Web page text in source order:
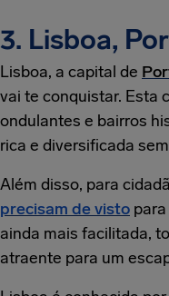
3. Lisboa,
Lisboa, a capital de
vai te conquistar. Esta
ondulantes e bairros
rica e diversificada
Além disso, para
precisam de visto
ainda mais facilitada,
atraente para um